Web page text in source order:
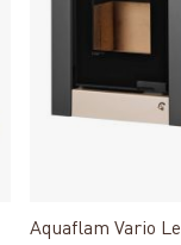
Aquaflam Vario